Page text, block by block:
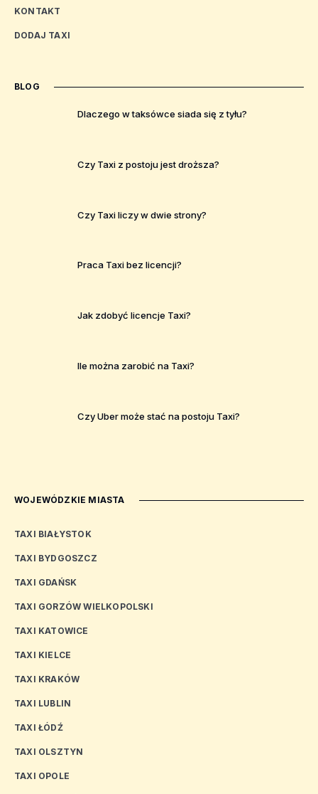
KONTAKT
DODAJ TAXI
BLOG
Dlaczego w taksówce siada się z tyłu?
Czy Taxi z postoju jest droższa?
Czy Taxi liczy w dwie strony?
Praca Taxi bez licencji?
Jak zdobyć licencje Taxi?
Ile można zarobić na Taxi?
Czy Uber może stać na postoju Taxi?
WOJEWÓDZKIE MIASTA
TAXI BIAŁYSTOK
TAXI BYDGOSZCZ
TAXI GDAŃSK
TAXI GORZÓW WIELKOPOLSKI
TAXI KATOWICE
TAXI KIELCE
TAXI KRAKÓW
TAXI LUBLIN
TAXI ŁÓDŹ
TAXI OLSZTYN
TAXI OPOLE